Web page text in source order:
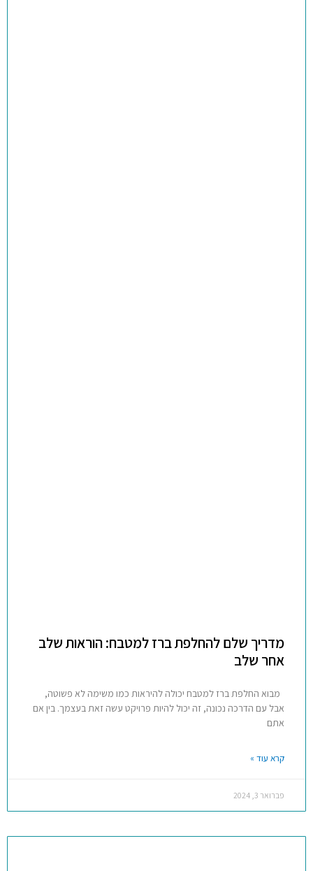
מדריך שלם להחלפת ברז למטבח: הוראות שלב
אחר שלב
מבוא החלפת ברז למטבח יכולה להיראות כמו משימה לא פשוטה,
אבל עם הדרכה נכונה, זה יכול להיות פרויקט עשה זאת בעצמך. בין אם
אתם
קרא עוד »
פברואר 3, 2024